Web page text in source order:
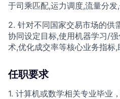
于司乘匹配,运力调度,流量分发
2. 针对不同国家交易市场的供
协同设定目标,使用机器学习/
术,优化成交率等核心业务指标,
任职要求
1. 计算机或数学相关专业毕业